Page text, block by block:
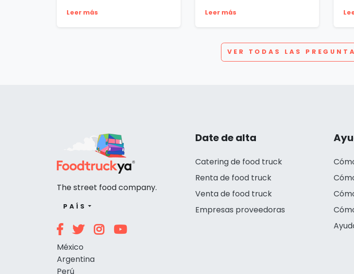
Leer más Leer más
VER TODAS LAS
Date de alta
Catering de food truck
Renta de food truck
Venta de food truck
Empresas proveedoras
The street food company.
PAÍS
México
Argentina
Perú